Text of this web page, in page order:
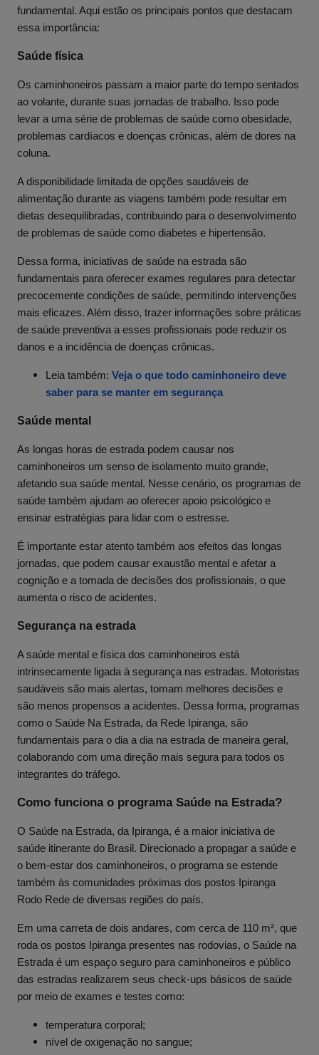
fundamental. Aqui estão os principais pontos que destacam
essa importância:
Saúde física
Os caminhoneiros passam a maior parte do tempo sentados
ao volante, durante suas jornadas de trabalho. Isso pode
levar a uma série de problemas de saúde como obesidade,
problemas cardíacos e doenças crônicas, além de dores na
coluna.
A disponibilidade limitada de opções saudáveis de
alimentação durante as viagens também pode resultar em
dietas desequilibradas, contribuindo para o desenvolvimento
de problemas de saúde como diabetes e hipertensão.
Dessa forma, iniciativas de saúde na estrada são
fundamentais para oferecer exames regulares para detectar
precocemente condições de saúde, permitindo intervenções
mais eficazes. Além disso, trazer informações sobre práticas
de saúde preventiva a esses profissionais pode reduzir os
danos e a incidência de doenças crônicas.
Leia também: Veja o que todo caminhoneiro deve
saber para se manter em segurança
Saúde mental
As longas horas de estrada podem causar nos
caminhoneiros um senso de isolamento muito grande,
afetando sua saúde mental. Nesse cenário, os programas de
saúde também ajudam ao oferecer apoio psicológico e
ensinar estratégias para lidar com o estresse.
É importante estar atento também aos efeitos das longas
jornadas, que podem causar exaustão mental e afetar a
cognição e a tomada de decisões dos profissionais, o que
aumenta o risco de acidentes.
Segurança na estrada
A saúde mental e física dos caminhoneiros está
intrinsecamente ligada à segurança nas estradas. Motoristas
saudáveis são mais alertas, tomam melhores decisões e
são menos propensos a acidentes. Dessa forma, programas
como o Saúde Na Estrada, da Rede Ipiranga, são
fundamentais para o dia a dia na estrada de maneira geral,
colaborando com uma direção mais segura para todos os
integrantes do tráfego.
Como funciona o programa Saúde na Estrada?
O Saúde na Estrada, da Ipiranga, é a maior iniciativa de
saúde itinerante do Brasil. Direcionado a propagar a saúde e
o bem-estar dos caminhoneiros, o programa se estende
também às comunidades próximas dos postos Ipiranga
Rodo Rede de diversas regiões do país.
Em uma carreta de dois andares, com cerca de 110 m², que
roda os postos Ipiranga presentes nas rodovias, o Saúde na
Estrada é um espaço seguro para caminhoneiros e público
das estradas realizarem seus check-ups básicos de saúde
por meio de exames e testes como:
temperatura corporal;
nível de oxigenação no sangue;